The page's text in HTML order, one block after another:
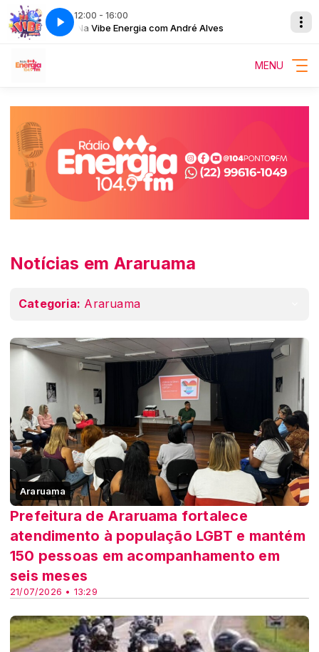
12:00 - 16:00
Na Vibe Energia com André Alves
MENU
Notícias em Araruama
Categoria: Araruama
Araruama
21/07/2026 • 13:29
Prefeitura de Araruama fortalece
atendimento à população LGBT e mantém
150 pessoas em acompanhamento em
seis meses